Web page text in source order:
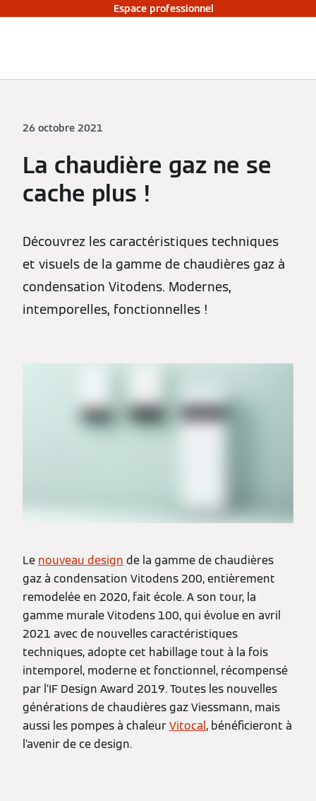
Espace professionnel
26 octobre 2021
La chaudière gaz ne se
cache plus !
Découvrez les caractéristiques techniques
et visuels de la gamme de chaudières gaz à
condensation Vitodens. Modernes,
intemporelles, fonctionnelles !
Le nouveau design de la gamme de chaudières
gaz à condensation Vitodens 200, entièrement
remodelée en 2020, fait école. A son tour, la
gamme murale Vitodens 100, qui évolue en avril
2021 avec de nouvelles caractéristiques
techniques, adopte cet habillage tout à la fois
intemporel, moderne et fonctionnel, récompensé
par l’IF Design Award 2019. Toutes les nouvelles
générations de chaudières gaz Viessmann, mais
aussi les pompes à chaleurVitocal, bénéficieront à
l’avenir de ce design.